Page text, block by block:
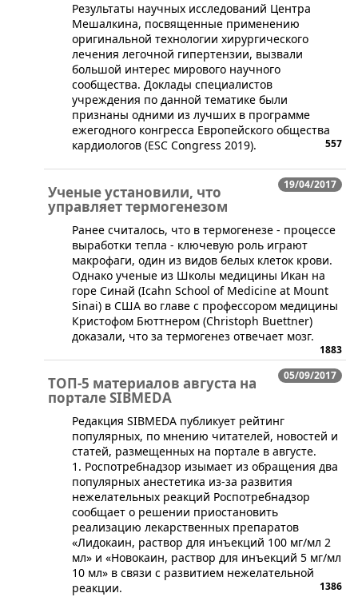
Результаты научных исследований Центра
Мешалкина, посвященные применению
оригинальной технологии хирургического
лечения легочной гипертензии, вызвали
большой интерес мирового научного
сообщества. Доклады специалистов
учреждения по данной тематике были
признаны одними из лучших в программе
ежегодного конгресса Европейского общества
кардиологов (ESC Congress 2019).
557
19/04/2017
Ученые установили, что
управляет термогенезом
​Ранее считалось, что в термогенезе - процессе
выработки тепла - ключевую роль играют
макрофаги, один из видов белых клеток крови.
Однако ученые из Школы медицины Икан на
горе Синай (Icahn School of Medicine at Mount
Sinai) в США во главе с профессором медицины
Кристофом Бюттнером (Christoph Buettner)
доказали, что за термогенез отвечает мозг.
1883
05/09/2017
ТОП-5 материалов августа на
портале SIBMEDA
Редакция SIBMEDA публикует рейтинг
популярных, по мнению читателей, новостей и
статей, размещенных на портале в августе.
1. Роспотребнадзор изымает из обращения два
популярных анестетика из-за развития
нежелательных реакций Роспотребнадзор
сообщает о решении приостановить
реализацию лекарственных препаратов
«Лидокаин, раствор для инъекций 100 мг/мл 2
мл» и «Новокаин, раствор для инъекций 5 мг/мл
10 мл» в связи с развитием нежелательной
реакции.
1386